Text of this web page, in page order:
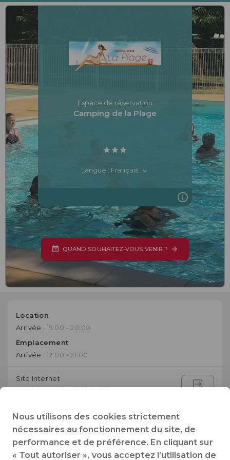
Espace de réservation
Camping de la Plage
Langue : Français
QUAND SOUHAITEZ-VOUS VENIR ?
Location
Arrivée :15:00 - 20:00
Emplacement
Arrivée :12:00 - 21:00
Site Internet
Accéder au site de l'établissement
+33 (0)666884181
Téléphone
contact@campingdelaplage-ardeche.com
Nous utilisons des cookies strictement
nécessaires au fonctionnement du site, de
performance et de préférence. En cliquant sur
« Tout autoriser », vous acceptez l’utilisation de